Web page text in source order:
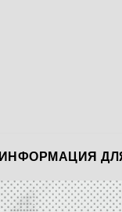
ИНФОРМАЦИЯ